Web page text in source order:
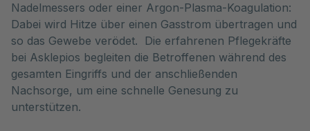
Nadelmessers oder einer Argon-Plasma-Koagulation:
Dabei wird Hitze über einen Gasstrom übertragen und
so das Gewebe verödet. Die erfahrenen Pflegekräfte
bei Asklepios begleiten die Betroffenen während des
gesamten Eingriffs und der anschließenden
Nachsorge, um eine schnelle Genesung zu
unterstützen.